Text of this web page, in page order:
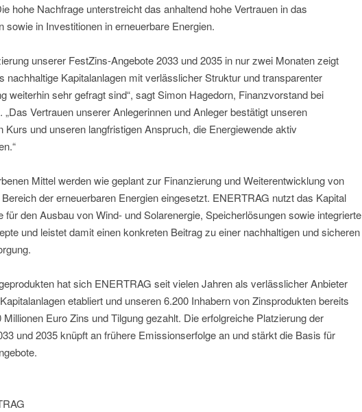
hohe Nachfrage unterstreicht das anhaltend hohe Vertrauen in das
sowie in Investitionen in erneuerbare Energien.
unserer FestZins-Angebote 2033 und 2035 in nur zwei Monaten zeigt
nachhaltige Kapitalanlagen mit verlässlicher Struktur und transparenter
weiterhin sehr gefragt sind“, sagt Simon Hagedorn, Finanzvorstand bei
„Das Vertrauen unserer Anlegerinnen und Anleger bestätigt unseren
Kurs und unseren langfristigen Anspruch, die Energiewende aktiv
Mittel werden wie geplant zur Finanzierung und Weiterentwicklung von
der erneuerbaren Energien eingesetzt. ENERTRAG nutzt das Kapital
für den Ausbau von Wind- und Solarenergie, Speicherlösungen sowie integrierte
und leistet damit einen konkreten Beitrag zu einer nachhaltigen und sicheren
hat sich ENERTRAG seit vielen Jahren als verlässlicher Anbieter
etabliert und unseren 6.200 Inhabern von Zinsprodukten bereits
Millionen Euro Zins und Tilgung gezahlt. Die erfolgreiche Platzierung der
und 2035 knüpft an frühere Emissionserfolge an und stärkt die Basis für